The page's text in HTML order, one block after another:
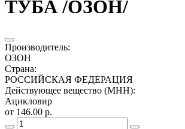
ТУБА /ОЗОН/
Производитель:
ОЗОН
Страна:
РОССИЙСКАЯ ФЕДЕРАЦИЯ
Действующее вещество (МНН):
Ацикловир
от 146.00 р.